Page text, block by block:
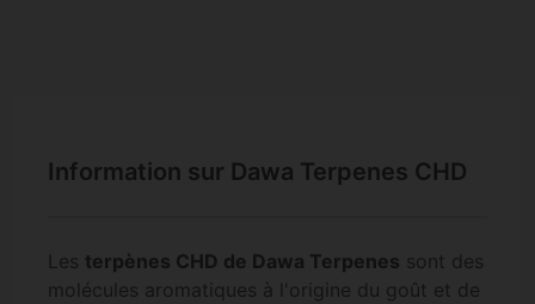
Information sur Dawa Terpenes CHD
Les terpènes CHD de Dawa Terpenes sont des
molécules aromatiques à l'origine du goût et de